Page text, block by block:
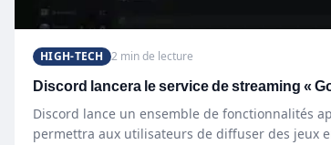
HIGH-TECH 2 min de lecture
Discord lancera le service de streaming «
Discord lance un ensemble de fonctionnalités
permettra aux utilisateurs de diffuser des jeux